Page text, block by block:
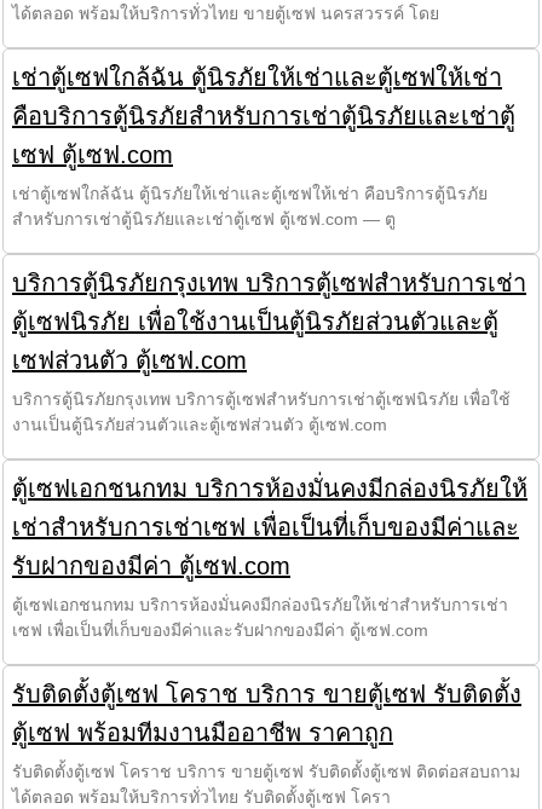
ได้ตลอด พร้อมให้บริการทั่วไทย ขายตู้เซฟ นครสวรรค์ โดย
เช่าตู้เซฟใกล้ฉัน ตู้นิรภัยให้เช่าและตู้เซฟให้เช่า
คือบริการตู้นิรภัยสำหรับการเช่าตู้นิรภัยและเช่าตู้
เซฟ ตู้เซฟ.com
เช่าตู้เซฟใกล้ฉัน ตู้นิรภัยให้เช่าและตู้เซฟให้เช่า คือบริการตู้นิรภัย
สำหรับการเช่าตู้นิรภัยและเช่าตู้เซฟ ตู้เซฟ.com — ตู
บริการตู้นิรภัยกรุงเทพ บริการตู้เซฟสำหรับการเช่า
ตู้เซฟนิรภัย เพื่อใช้งานเป็นตู้นิรภัยส่วนตัวและตู้
เซฟส่วนตัว ตู้เซฟ.com
บริการตู้นิรภัยกรุงเทพ บริการตู้เซฟสำหรับการเช่าตู้เซฟนิรภัย เพื่อใช้
งานเป็นตู้นิรภัยส่วนตัวและตู้เซฟส่วนตัว ตู้เซฟ.com
ตู้เซฟเอกชนกทม บริการห้องมั่นคงมีกล่องนิรภัยให้
เช่าสำหรับการเช่าเซฟ เพื่อเป็นที่เก็บของมีค่าและ
รับฝากของมีค่า ตู้เซฟ.com
ตู้เซฟเอกชนกทม บริการห้องมั่นคงมีกล่องนิรภัยให้เช่าสำหรับการเช่า
เซฟ เพื่อเป็นที่เก็บของมีค่าและรับฝากของมีค่า ตู้เซฟ.com
รับติดตั้งตู้เซฟ โคราช บริการ ขายตู้เซฟ รับติดตั้ง
ตู้เซฟ พร้อมทีมงานมืออาชีพ ราคาถูก
รับติดตั้งตู้เซฟ โคราช บริการ ขายตู้เซฟ รับติดตั้งตู้เซฟ ติดต่อสอบถาม
ได้ตลอด พร้อมให้บริการทั่วไทย รับติดตั้งตู้เซฟ โครา